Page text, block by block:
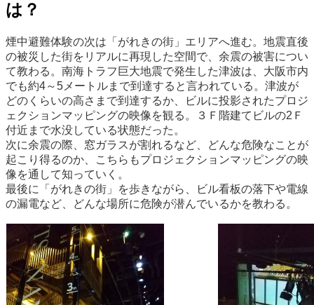
は？
煙中避難体験の次は「がれきの街」エリアへ進む。地震直後
の被災した街をリアルに再現した空間で、余震の被害につい
て教わる。南海トラフ巨大地震で発生した津波は、大阪市内
でも約4～5メートルまで到達すると言われている。津波が
どのくらいの高さまで到達するか、ビルに投影されたプロジ
ェクションマッピングの映像を観る。３Ｆ階建てビルの2Ｆ
付近まで水没している状態だった。
次に余震の際、窓ガラスが割れるなど、どんな危険なことが
起こり得るのか、こちらもプロジェクションマッピングの映
像を通して知っていく。
最後に「がれきの街」を歩きながら、ビル看板の落下や電線
の漏電など、どんな場所に危険が潜んでいるかを教わる。